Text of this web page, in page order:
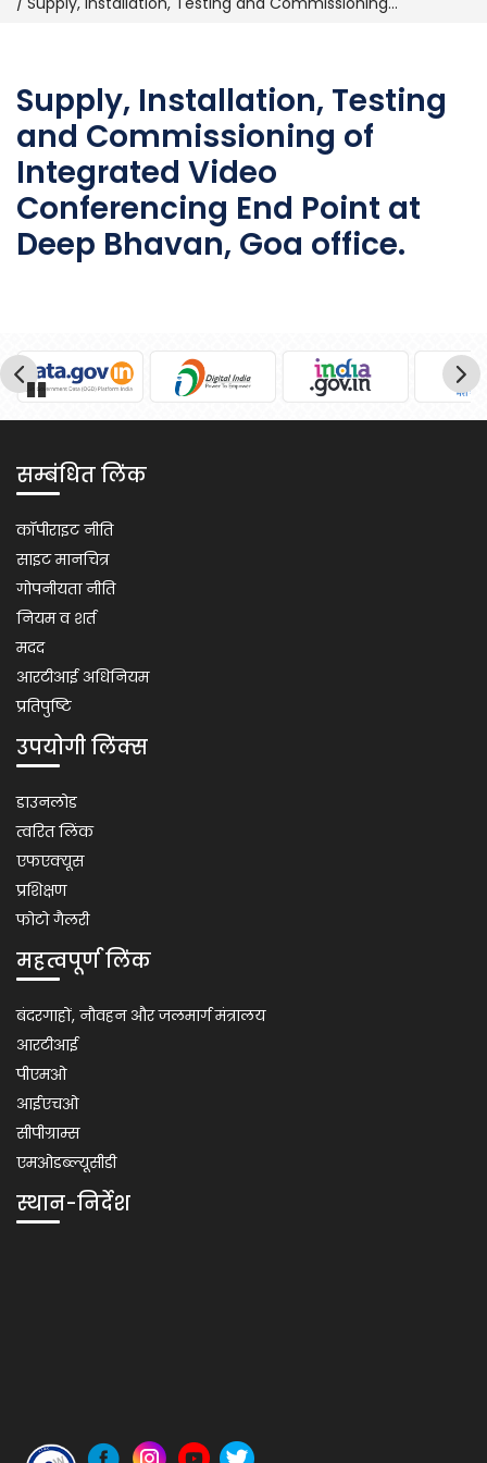
Supply, Installation, Testing
and Commissioning of
Integrated Video
Conferencing End Point at
Deep Bhavan, Goa office.
Pause
सम्बंधित लिंक
Related
Links
कॉपीराइट नीति
साइट मानचित्र
गोपनीयता नीति
नियम व शर्त
मदद
आरटीआई अधिनियम
प्रतिपुष्टि
उपयोगी लिंक्स
Important
Links
डाउनलोड
त्वरित लिंक
एफएक्यूस
प्रशिक्षण
फोटो गैलरी
महत्वपूर्ण लिंक
Usefull
Link
बंदरगाहों, नौवहन और जलमार्ग मंत्रालय
आरटीआई
पीएमओ
आईएचओ
सीपीग्राम्स
एमओडब्ल्यूसीडी
स्थान-निर्देश